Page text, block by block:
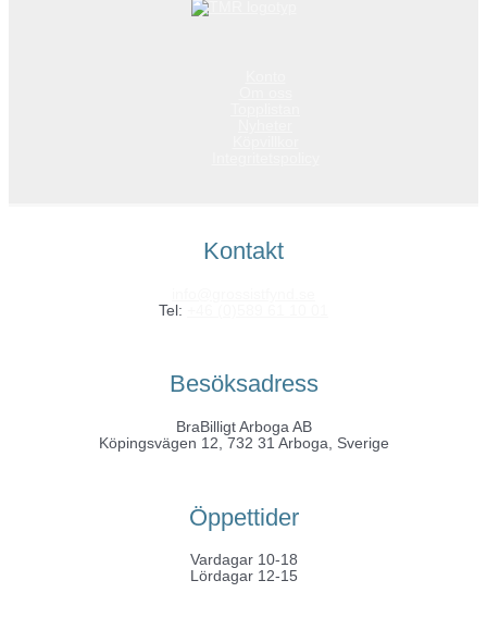
Kontakt
Tel:
Besöksadress
BraBilligt Arboga AB
Köpingsvägen 12, 732 31 Arboga, Sverige
Öppettider
Vardagar 10-18
Lördagar 12-15